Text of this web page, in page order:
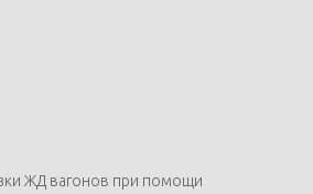
ЖД вагонов при помощи